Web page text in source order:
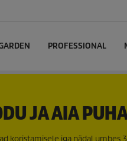
PROFESSIONAL
JA AIA
koristamisele iga nädal